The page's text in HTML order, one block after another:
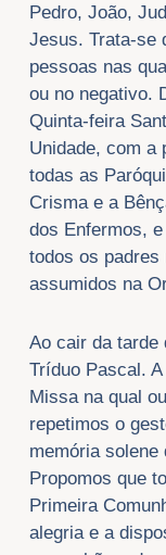
Pedro, João,
Jesus. Trata-se
pessoas nas
ou no negativo.
Quinta-feira
Unidade, com a
todas as
Crisma e a
dos Enfermos,
todos os
assumidos na
Ao cair da tarde
Tríduo Pascal. A
Missa na qual
repetimos o
memória
Propomos que
Primeira
alegria e a